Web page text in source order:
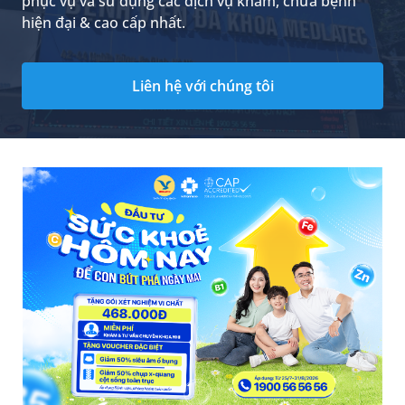
hiện đại & cao cấp nhất.
Liên hệ với chúng tôi